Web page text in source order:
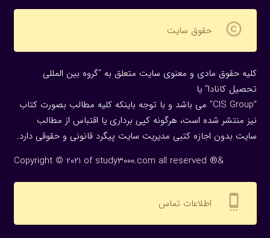
copyright حقوق سایت
کلیه حقوق مادی و معنوی سایت متعلق به “گروه بین المللی
تحصیل کانادا” یا
“CIS Group” می باشد و با توجه باینکه کلیه مطالب بصورت کتاب
نیز منتشر شده است، هرگونه كپی برداری یا اقتباس از مطالب
سایت بدون اجازه كتبی مدیریت سایت پیگرد قانونی و حقوقی دارد.
Copyright © 2021 of study3000.com all reserved ®&
settings_cell اطلاعات تماس